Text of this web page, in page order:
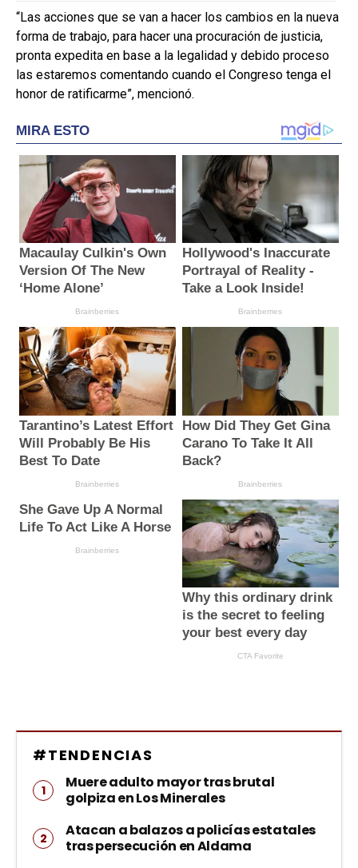
“Las acciones que se van a hacer los cambios en la nueva
forma de trabajo, para hacer una procuración de justicia,
pronta expedita en base a la legalidad y debido proceso
las estaremos comentando cuando el Congreso tenga el
honor de ratificarme”, mencionó.
#TENDENCIAS
Muere adulto mayor tras brutal
golpiza en Los Minerales
Atacan a balazos a policías estatales
tras persecución en Aldama